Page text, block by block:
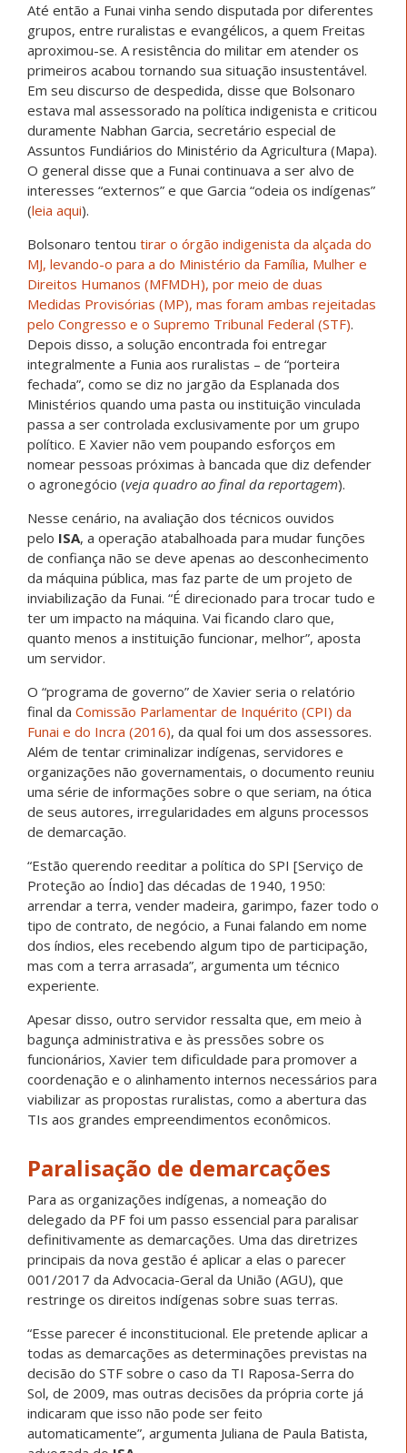
Até então a Funai vinha sendo disputada por diferentes
grupos, entre ruralistas e evangélicos, a quem Freitas
aproximou-se. A resistência do militar em atender os
primeiros acabou tornando sua situação insustentável.
Em seu discurso de despedida, disse que Bolsonaro
estava mal assessorado na política indigenista e criticou
duramente Nabhan Garcia, secretário especial de
Assuntos Fundiários do Ministério da Agricultura (Mapa).
O general disse que a Funai continuava a ser alvo de
interesses “externos” e que Garcia “odeia os indígenas”
(leia aqui).
Bolsonaro tentou tirar o órgão indigenista da alçada do
MJ, levando-o para a do Ministério da Família, Mulher e
Direitos Humanos (MFMDH), por meio de duas
Medidas Provisórias (MP), mas foram ambas rejeitadas
pelo Congresso e o Supremo Tribunal Federal (STF).
Depois disso, a solução encontrada foi entregar
integralmente a Funia aos ruralistas – de “porteira
fechada”, como se diz no jargão da Esplanada dos
Ministérios quando uma pasta ou instituição vinculada
passa a ser controlada exclusivamente por um grupo
político. E Xavier não vem poupando esforços em
nomear pessoas próximas à bancada que diz defender
o agronegócio (veja quadro ao final da reportagem).
Nesse cenário, na avaliação dos técnicos ouvidos
pelo ISA, a operação atabalhoada para mudar funções
de confiança não se deve apenas ao desconhecimento
da máquina pública, mas faz parte de um projeto de
inviabilização da Funai. “É direcionado para trocar tudo e
ter um impacto na máquina. Vai ficando claro que,
quanto menos a instituição funcionar, melhor”, aposta
um servidor.
O “programa de governo” de Xavier seria o relatório
final da Comissão Parlamentar de Inquérito (CPI) da
Funai e do Incra (2016), da qual foi um dos assessores.
Além de tentar criminalizar indígenas, servidores e
organizações não governamentais, o documento reuniu
uma série de informações sobre o que seriam, na ótica
de seus autores, irregularidades em alguns processos
de demarcação.
“Estão querendo reeditar a política do SPI [Serviço de
Proteção ao Índio] das décadas de 1940, 1950:
arrendar a terra, vender madeira, garimpo, fazer todo o
tipo de contrato, de negócio, a Funai falando em nome
dos índios, eles recebendo algum tipo de participação,
mas com a terra arrasada”, argumenta um técnico
experiente.
Apesar disso, outro servidor ressalta que, em meio à
bagunça administrativa e às pressões sobre os
funcionários, Xavier tem dificuldade para promover a
coordenação e o alinhamento internos necessários para
viabilizar as propostas ruralistas, como a abertura das
TIs aos grandes empreendimentos econômicos.
Paralisação de demarcações
Para as organizações indígenas, a nomeação do
delegado da PF foi um passo essencial para paralisar
definitivamente as demarcações. Uma das diretrizes
principais da nova gestão é aplicar a elas o parecer
001/2017 da Advocacia-Geral da União (AGU), que
restringe os direitos indígenas sobre suas terras.
“Esse parecer é inconstitucional. Ele pretende aplicar a
todas as demarcações as determinações previstas na
decisão do STF sobre o caso da TI Raposa-Serra do
Sol, de 2009, mas outras decisões da própria corte já
indicaram que isso não pode ser feito
automaticamente”, argumenta Juliana de Paula Batista,